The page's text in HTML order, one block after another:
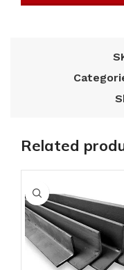
Related